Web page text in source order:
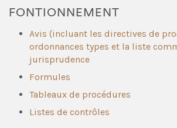
FONTIONNEMENT
Avis (incluant les directives de
ordonnances types et la liste
jurisprudence
Formules
Tableaux de procédures
Listes de contrôles